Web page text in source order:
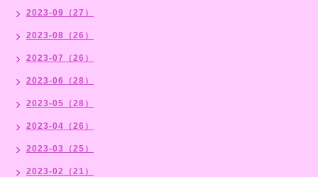
2023-09（27）
2023-08（26）
2023-07（26）
2023-06（28）
2023-05（28）
2023-04（26）
2023-03（25）
2023-02（21）